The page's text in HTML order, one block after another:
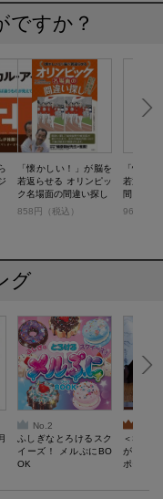
ですか？
「懐かしい！」が脳を
若返らせる オリンピッ
ク名場面の間違い探し
858円（税込）
「懐か
若返らせ
間違い
0個
968円（
グ
No.2
ふしぎなとろけるスク
イーズ！ メルぷにBO
OK
＜SALE
がある
ポーチ